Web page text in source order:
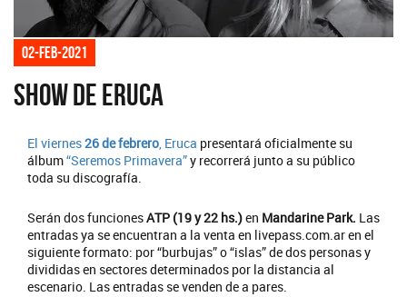
02-feb-2021
Show de Eruca
El viernes26 de febrero, Eruca presentará oficialmente su
álbum“Seremos Primavera”y recorrerá junto a su público
toda su discografía.
Serán dos funcionesATP (19 y 22 hs.)en Mandarine Park. Las
entradas ya se encuentran a la venta en livepass.com.ar en el
siguiente formato: por “burbujas” o “islas” de dos personas y
divididas en sectores determinados por la distancia al
escenario. Las entradas se venden de a pares.